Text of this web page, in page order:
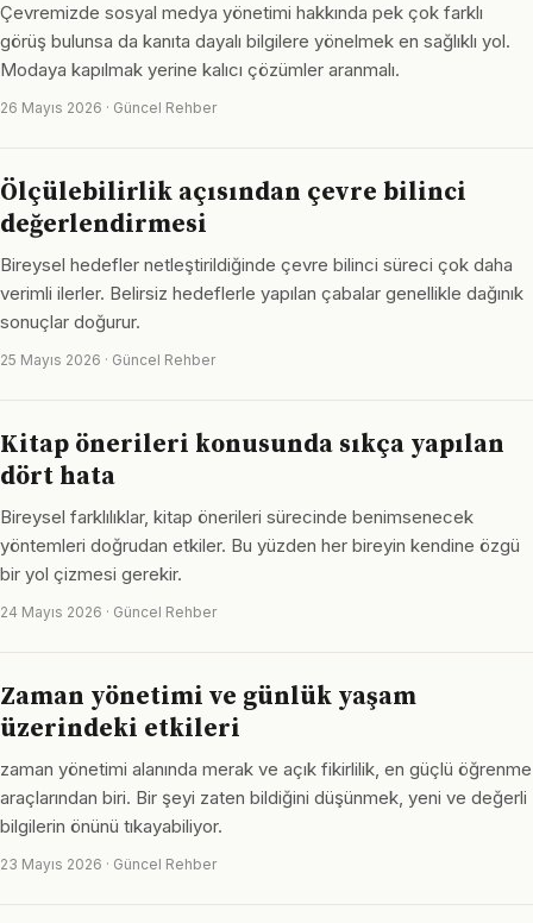
Çevremizde sosyal medya yönetimi hakkında pek çok farklı
görüş bulunsa da kanıta dayalı bilgilere yönelmek en sağlıklı yol.
Modaya kapılmak yerine kalıcı çözümler aranmalı.
26 Mayıs 2026 · Güncel Rehber
Ölçülebilirlik açısından çevre bilinci
değerlendirmesi
Bireysel hedefler netleştirildiğinde çevre bilinci süreci çok daha
verimli ilerler. Belirsiz hedeflerle yapılan çabalar genellikle dağınık
sonuçlar doğurur.
25 Mayıs 2026 · Güncel Rehber
Kitap önerileri konusunda sıkça yapılan
dört hata
Bireysel farklılıklar, kitap önerileri sürecinde benimsenecek
yöntemleri doğrudan etkiler. Bu yüzden her bireyin kendine özgü
bir yol çizmesi gerekir.
24 Mayıs 2026 · Güncel Rehber
Zaman yönetimi ve günlük yaşam
üzerindeki etkileri
zaman yönetimi alanında merak ve açık fikirlilik, en güçlü öğrenme
araçlarından biri. Bir şeyi zaten bildiğini düşünmek, yeni ve değerli
bilgilerin önünü tıkayabiliyor.
23 Mayıs 2026 · Güncel Rehber